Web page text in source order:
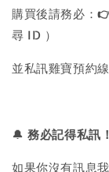
購買後請務必：
尋 ID ）
並私訊雞寶預約
🔔務必記得私訊！
如果你沒有訊息